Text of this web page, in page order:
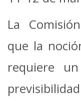
La
que la
requiere